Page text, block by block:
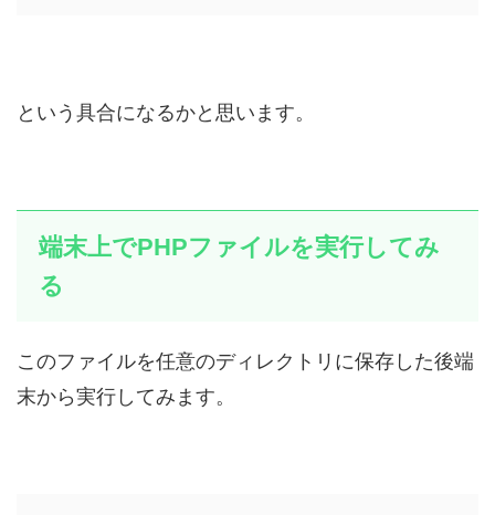
という具合になるかと思います。
端末上でPHPファイルを実行してみ
る
このファイルを任意のディレクトリに保存した後端
末から実行してみます。